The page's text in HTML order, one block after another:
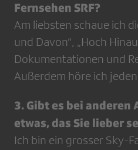
Fernsehen SRF?
Am liebsten schaue ich
und Davon“, „Hoch
Dokumentationen und
Außerdem höre ich
3. Gibt es bei anderen
etwas, das Sie lieber
Ich bin ein grosser Sky-